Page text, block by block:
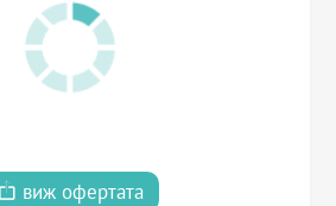
виж офертата